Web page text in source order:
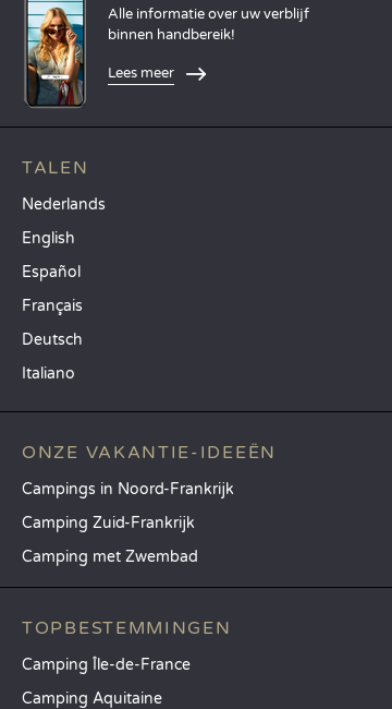
Alle informatie over uw verblijf
binnen handbereik!
Lees meer
TALEN
Nederlands
English
Español
Français
Deutsch
Italiano
ONZE VAKANTIE-IDEEËN
Campings in Noord-Frankrijk
Camping Zuid-Frankrijk
Camping met Zwembad
TOPBESTEMMINGEN
Camping Île-de-France
Camping Aquitaine